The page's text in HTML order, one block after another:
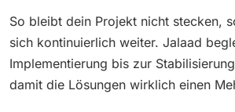
So bleibt dein Projekt nicht stecken,
sich kontinuierlich weiter. Jalaad
Implementierung bis zur
damit die Lösungen wirklich einen